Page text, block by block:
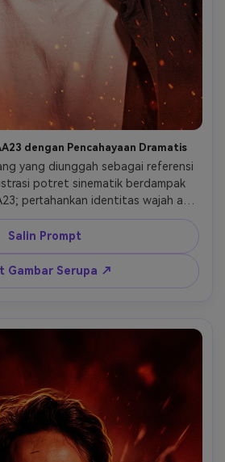
dengan Pencahayaan Dramatis
yang diunggah sebagai referensi
potret sinematik berdampak
pertahankan identitas wajah asli,
gaya rambut, warna kulit, dan
akurasi mutlak; pertahankan pose
kehadiran yang kuat; ubah latar
merah-oranye intens dengan
memudar menjadi sorotan oranye
balik oranye-kuning yang kuat yang
bercahaya; tingkatkan kontras
hitam dalam dan saturasi tinggi;
halus, partikel debu, dan berkas
estetika keseluruhan harus tebal,
film aksi; kualitas ilustrasi
tepi tajam dan gradasi warna
Salin Prompt
Gambar Serupa ↗